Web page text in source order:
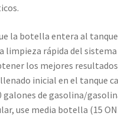
la botella entera al
limpieza rápida del sistema
los mejores
inicial en el tanque
galones de gasolina/
use media botella (15